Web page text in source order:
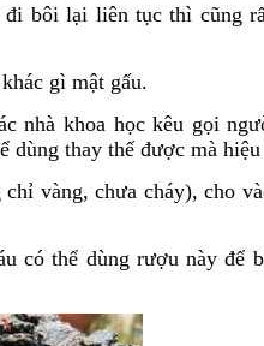
bôi lại liên tục thì cũng
gì mật gấu.
nhà khoa học kêu gọi
dùng thay thế được mà
vàng, chưa cháy), cho
có thể dùng rượu này để